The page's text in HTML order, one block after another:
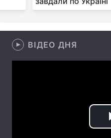
Послуги
ВІДЕО ДНЯ